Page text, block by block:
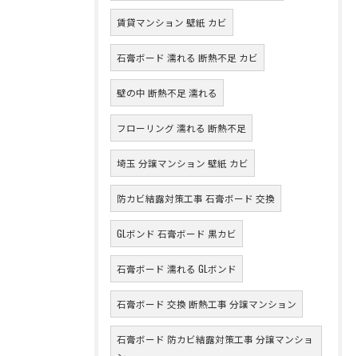
賃貸マンション 壁紙 カビ
石膏ボード 濡れる 断熱不足 カビ
壁の中 断熱不足 濡れる
フローリング 濡れる 断熱不足
埼玉 分譲マンション 壁紙 カビ
防カビ結露対策工事 石膏ボード 交換
GLボンド 石膏ボード 黒カビ
石膏ボード 濡れる GLボンド
石膏ボード 交換 断熱工事 分譲マンション
石膏ボード 防カビ結露対策工事 分譲マンショ